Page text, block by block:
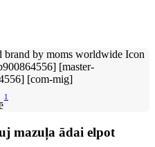
1
mazuļa ādai elpot